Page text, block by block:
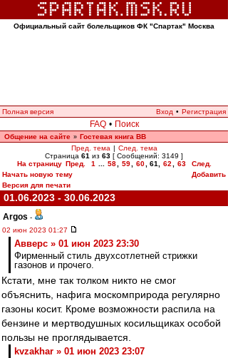
Официальный сайт болельщиков ФК "Спартак" Москва
Полная версия Вход • Регистрация
FAQ • Поиск
Общение на сайте » Гостевая книга ВВ
Пред. тема | След. тема
Страница 61 из 63 [ Сообщений: 3149 ]
На страницу Пред. 1 58 59 60 61 62 63
След.
Начать новую тему
Добавить
Версия для печати
01.06.2023 - 30.06.2023
Argos -
02 июн 2023 01:27
Авверс » 01 июн 2023 23:30
Фирменный стиль двухсотлетней стрижки
газонов и прочего.
Кстати, мне так толком никто не смог
объяснить, нафига москомприрода регулярно
газоны косит. Кроме возможности распила на
бензине и мертводушных косильщиках особой
пользы не проглядывается.
kvzakhar » 01 июн 2023 23:07